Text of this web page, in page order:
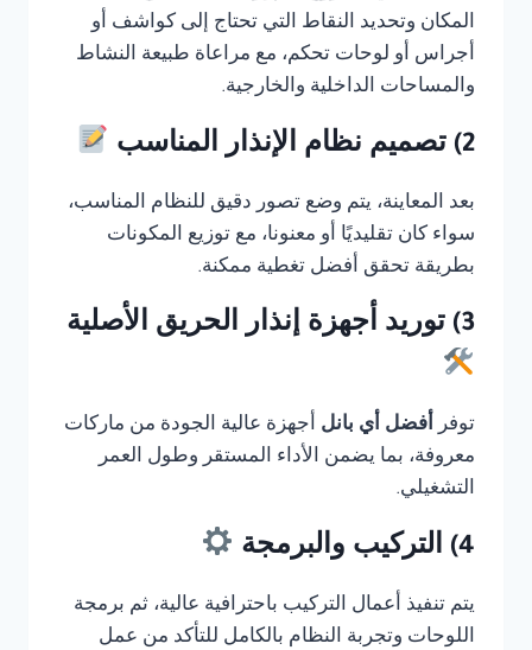
المكان وتحديد النقاط التي تحتاج إلى كواشف أو
أجراس أو لوحات تحكم، مع مراعاة طبيعة النشاط
والمساحات الداخلية والخارجية.
2) تصميم نظام الإنذار المناسب
بعد المعاينة، يتم وضع تصور دقيق للنظام المناسب،
سواء كان تقليديًا أو معنونا، مع توزيع المكونات
بطريقة تحقق أفضل تغطية ممكنة.
3) توريد أجهزة إنذار الحريق الأصلية
توفر أفضل أي بانل أجهزة عالية الجودة من ماركات
معروفة، بما يضمن الأداء المستقر وطول العمر
التشغيلي.
4) التركيب والبرمجة
يتم تنفيذ أعمال التركيب باحترافية عالية، ثم برمجة
اللوحات وتجربة النظام بالكامل للتأكد من عمل